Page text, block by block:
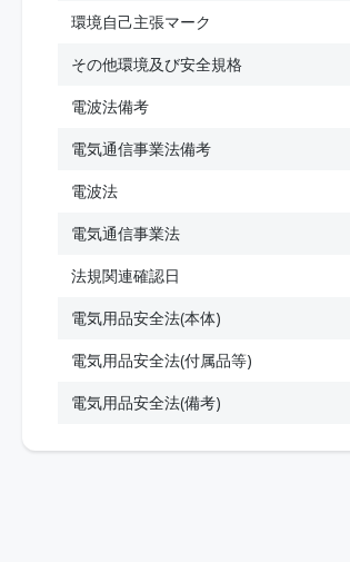
環境自己主張マーク
その他環境及び安全規格
電波法備考
電気通信事業法備考
電波法
電気通信事業法
法規関連確認日
電気用品安全法(本体)
電気用品安全法(付属品等)
電気用品安全法(備考)